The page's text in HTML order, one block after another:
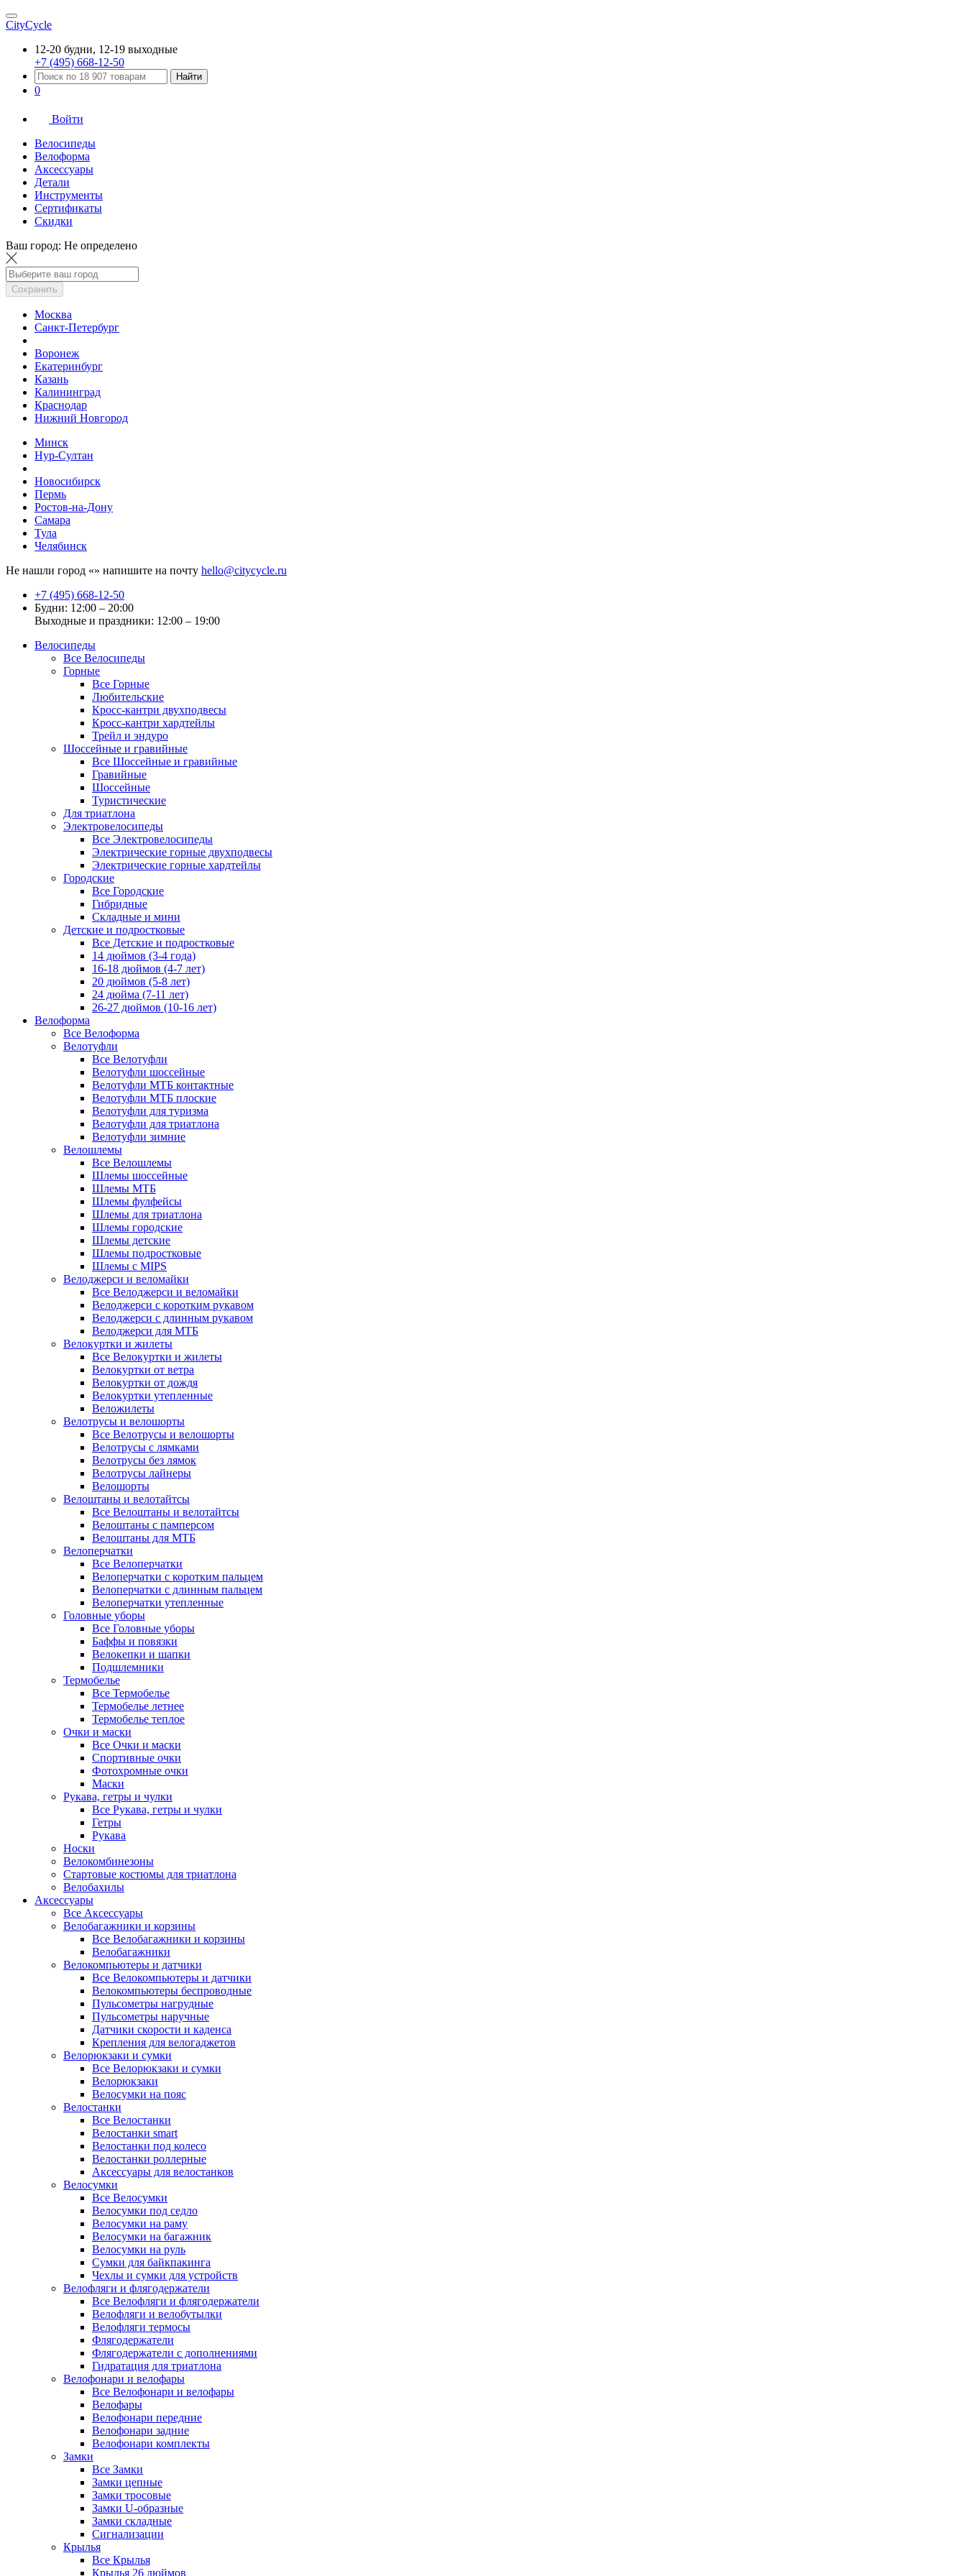
CityCycle
12-20 будни, 12-19 выходные
+7 (495) 668-12-50
Найти
0
Войти
Велосипеды
Велоформа
Аксессуары
Детали
Инструменты
Сертификаты
Скидки
Ваш город: Не определено
Сохранить
Москва
Санкт-Петербург
Воронеж
Екатеринбург
Казань
Калининград
Краснодар
Нижний Новгород
Минск
Нур-Султан
Новосибирск
Пермь
Ростов-на-Дону
Самара
Тула
Челябинск
Не нашли город «» напишите на почту hello@citycycle.ru
+7 (495) 668-12-50
Будни: 12:00 – 20:00
Выходные и праздники: 12:00 – 19:00
Велосипеды
Все Велосипеды
Горные
Все Горные
Любительские
Кросс-кантри двухподвесы
Кросс-кантри хардтейлы
Трейл и эндуро
Шоссейные и гравийные
Все Шоссейные и гравийные
Гравийные
Шоссейные
Туристические
Для триатлона
Электровелосипеды
Все Электровелосипеды
Электрические горные двухподвесы
Электрические горные хардтейлы
Городские
Все Городские
Гибридные
Складные и мини
Детские и подростковые
Все Детские и подростковые
14 дюймов (3-4 года)
16-18 дюймов (4-7 лет)
20 дюймов (5-8 лет)
24 дюйма (7-11 лет)
26-27 дюймов (10-16 лет)
Велоформа
Все Велоформа
Велотуфли
Все Велотуфли
Велотуфли шоссейные
Велотуфли МТБ контактные
Велотуфли МТБ плоские
Велотуфли для туризма
Велотуфли для триатлона
Велотуфли зимние
Велошлемы
Все Велошлемы
Шлемы шоссейные
Шлемы МТБ
Шлемы фулфейсы
Шлемы для триатлона
Шлемы городские
Шлемы детские
Шлемы подростковые
Шлемы с MIPS
Велоджерси и веломайки
Все Велоджерси и веломайки
Велоджерси с коротким рукавом
Велоджерси с длинным рукавом
Велоджерси для МТБ
Велокуртки и жилеты
Все Велокуртки и жилеты
Велокуртки от ветра
Велокуртки от дождя
Велокуртки утепленные
Веложилеты
Велотрусы и велошорты
Все Велотрусы и велошорты
Велотрусы с лямками
Велотрусы без лямок
Велотрусы лайнеры
Велошорты
Велоштаны и велотайтсы
Все Велоштаны и велотайтсы
Велоштаны с памперсом
Велоштаны для МТБ
Велоперчатки
Все Велоперчатки
Велоперчатки с коротким пальцем
Велоперчатки с длинным пальцем
Велоперчатки утепленные
Головные уборы
Все Головные уборы
Баффы и повязки
Велокепки и шапки
Подшлемники
Термобелье
Все Термобелье
Термобелье летнее
Термобелье теплое
Очки и маски
Все Очки и маски
Спортивные очки
Фотохромные очки
Маски
Рукава, гетры и чулки
Все Рукава, гетры и чулки
Гетры
Рукава
Носки
Велокомбинезоны
Стартовые костюмы для триатлона
Велобахилы
Аксессуары
Все Аксессуары
Велобагажники и корзины
Все Велобагажники и корзины
Велобагажники
Велокомпьютеры и датчики
Все Велокомпьютеры и датчики
Велокомпьютеры беспроводные
Пульсометры нагрудные
Пульсометры наручные
Датчики скорости и каденса
Крепления для велогаджетов
Велорюкзаки и сумки
Все Велорюкзаки и сумки
Велорюкзаки
Велосумки на пояс
Велостанки
Все Велостанки
Велостанки smart
Велостанки под колесо
Велостанки роллерные
Аксессуары для велостанков
Велосумки
Все Велосумки
Велосумки под седло
Велосумки на раму
Велосумки на багажник
Велосумки на руль
Сумки для байкпакинга
Чехлы и сумки для устройств
Велофляги и флягодержатели
Все Велофляги и флягодержатели
Велофляги и велобутылки
Велофляги термосы
Флягодержатели
Флягодержатели с дополнениями
Гидратация для триатлона
Велофонари и велофары
Все Велофонари и велофары
Велофары
Велофонари передние
Велофонари задние
Велофонари комплекты
Замки
Все Замки
Замки цепные
Замки тросовые
Замки U-образные
Замки складные
Сигнализации
Крылья
Все Крылья
Крылья 26 дюймов